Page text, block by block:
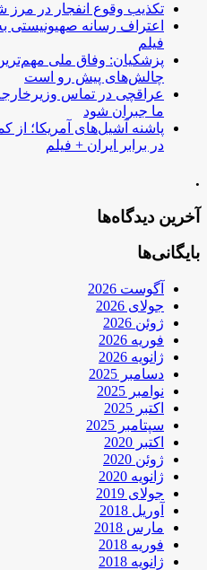
تکذیب وقوع انفجار در مرز
اعتراف رسانه صهیونیستی
فیلم
پزشکیان: وفاق ملی
چالش‌های پیش رو است
عراقچی در تماس
ما جبران شود
پاشنه آشیل‌های آمریکا؛ از
در برابر ایران + فیلم
.
آخرین دیدگاه‌ها
بایگانی‌ها
آگوست 2026
جولای 2026
ژوئن 2026
فوریه 2026
ژانویه 2026
دسامبر 2025
نوامبر 2025
اکتبر 2025
سپتامبر 2025
اکتبر 2020
ژوئن 2020
ژانویه 2020
جولای 2019
آوریل 2018
مارس 2018
فوریه 2018
ژانویه 2018